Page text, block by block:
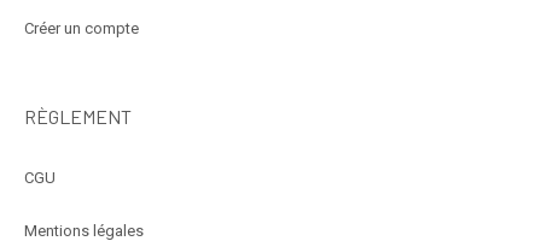
Créer un compte
RÈGLEMENT
CGU
Mentions légales